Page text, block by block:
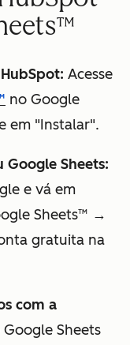
Acesse
no Google
em "Instalar".
Google Sheets:
e vá em
Sheets™ →
gratuita na
com a
Sheets